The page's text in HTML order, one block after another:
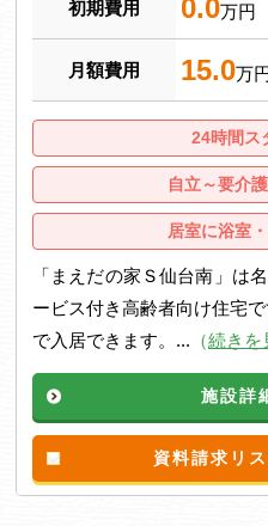
初期費用 0.0万円
月額費用 15.0万
24時間ス
自立～要介
居室に浴室
「まえだの家Ｓ仙台南」は
ービス付き高齢者向け住宅
で入居できます。... （続きを
施設詳
資料請求リ